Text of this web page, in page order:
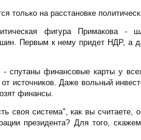
только на расстановке
фигура Примакова -
Первым к нему придет НДР, а
- спутаны финансовые карты у
источников. Даже вольный
финансы.
своя система", как вы считаете,
президента? Для того,